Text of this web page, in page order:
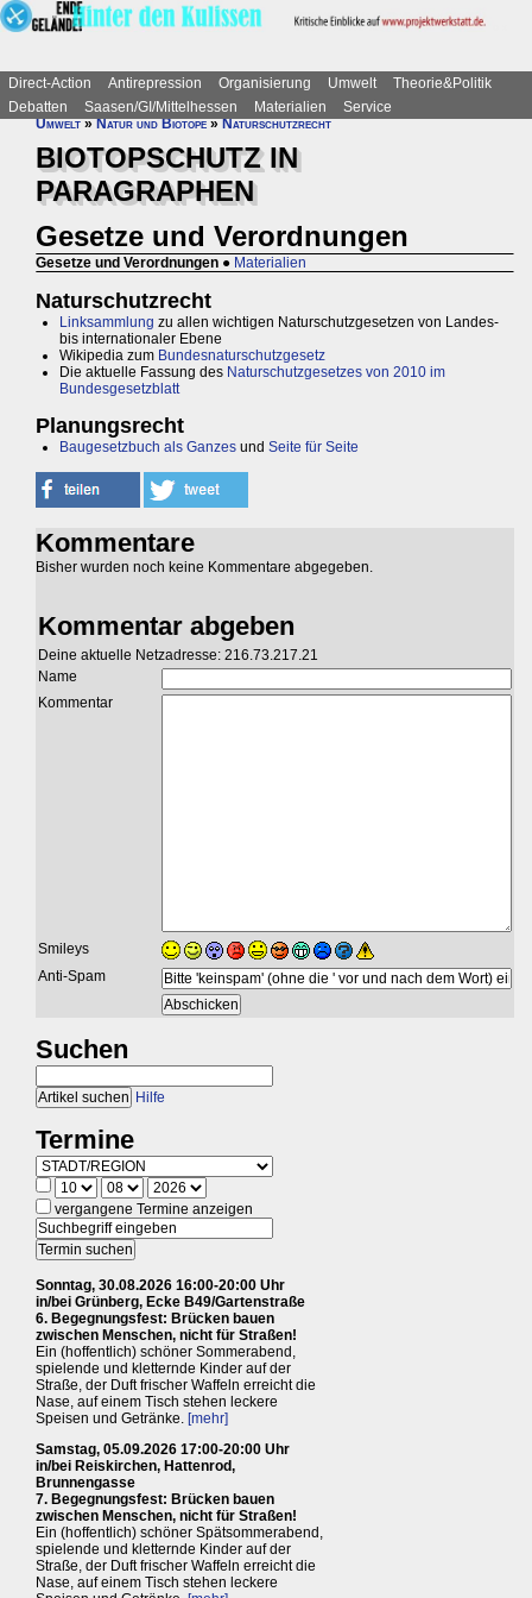
Direct-Action Antirepression Organisierung Umwelt
Theorie&Politik
Debatten
Saasen/GI/Mittelhessen Materialien
Service
Umwelt»Natur und Biotope»Naturschutzrecht
BIOTOPSCHUTZ IN
PARAGRAPHEN
Gesetze und Verordnungen
Gesetze und Verordnungen ● Materialien
Naturschutzrecht
Linksammlung zu allen wichtigen Naturschutzgesetzen von Landes-
bis internationaler Ebene
Wikipedia zum Bundesnaturschutzgesetz
Die aktuelle Fassung des Naturschutzgesetzes von 2010 im
Bundesgesetzblatt
Planungsrecht
Baugesetzbuch als Ganzes und Seite für Seite
Kommentare
Bisher wurden noch keine Kommentare abgegeben.
Kommentar abgeben
Deine aktuelle Netzadresse: 216.73.217.21
Name
Kommentar
Smileys
Anti-Spam
Suchen
Hilfe
Termine
vergangene Termine anzeigen
Sonntag, 30.08.2026 16:00-20:00 Uhr
in/bei Grünberg, Ecke B49/Gartenstraße
6. Begegnungsfest: Brücken bauen
zwischen Menschen, nicht für Straßen!
Ein (hoffentlich) schöner Sommerabend,
spielende und kletternde Kinder auf der
Straße, der Duft frischer Waffeln erreicht die
Nase, auf einem Tisch stehen leckere
Speisen und Getränke. [mehr]
Samstag, 05.09.2026 17:00-20:00 Uhr
in/bei Reiskirchen, Hattenrod,
Brunnengasse
7. Begegnungsfest: Brücken bauen
zwischen Menschen, nicht für Straßen!
Ein (hoffentlich) schöner Spätsommerabend,
spielende und kletternde Kinder auf der
Straße, der Duft frischer Waffeln erreicht die
Nase, auf einem Tisch stehen leckere